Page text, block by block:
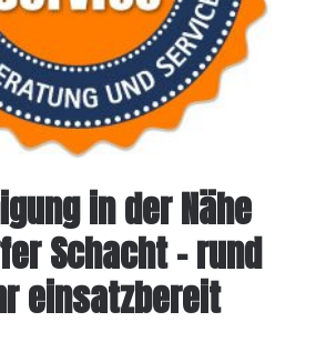
in der Nähe
Schacht – rund
einsatzbereit